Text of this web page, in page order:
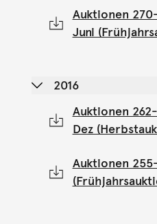
Auktionen
Juni
2016
Auktionen
Dez
Auktionen